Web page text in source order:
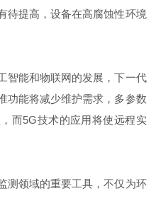
待提高，设备在高腐蚀性环境
能和物联网的发展，下一代
功能将减少维护需求，多参数
而5G技术的应用将使远程实
领域的重要工具，不仅为环